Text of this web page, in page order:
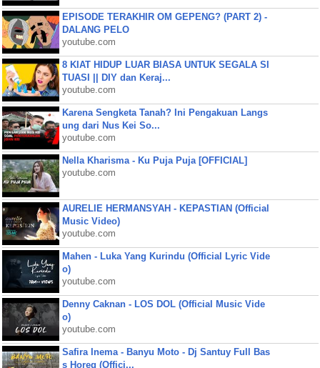
EPISODE TERAKHIR OM GEPENG? (PART 2) -
DALANG PELO
youtube.com
8 KIAT HIDUP LUAR BIASA UNTUK SEGALA SI
TUASI || DIY dan Keraj...
youtube.com
Karena Sengketa Tanah? Ini Pengakuan Langs
ung dari Nus Kei So...
youtube.com
Nella Kharisma - Ku Puja Puja [OFFICIAL]
youtube.com
AURELIE HERMANSYAH - KEPASTIAN (Official
Music Video)
youtube.com
Mahen - Luka Yang Kurindu (Official Lyric Vide
o)
youtube.com
Denny Caknan - LOS DOL (Official Music Vide
o)
youtube.com
Safira Inema - Banyu Moto - Dj Santuy Full Bas
s Horeg (Offici...